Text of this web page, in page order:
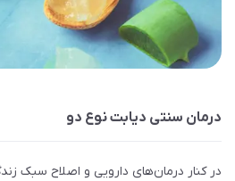
درمان سنتی دیابت نوع دو
در کنار درمان‌های دارویی و اصلاح سبک